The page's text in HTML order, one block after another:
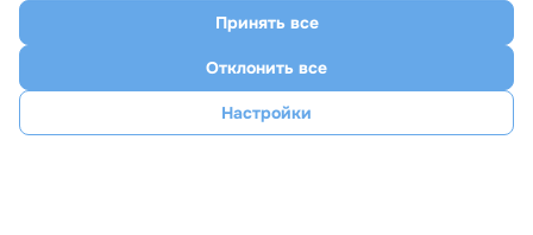
Все права защищены © 2013 – 2026 Farmacie.md
Скачайте наше приложение
Настройки cookie
Принять все
Отклонить все
Настройки